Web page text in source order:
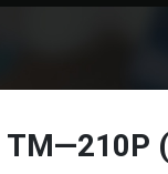
ТМ—210Р